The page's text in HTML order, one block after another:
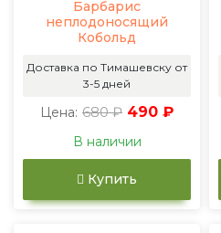
Барбарис
неплодоносящий
Кобольд
Доставка по Тимашевску от
3-5 дней
Цена: 680 ₽ 490 ₽
В наличии
Купить